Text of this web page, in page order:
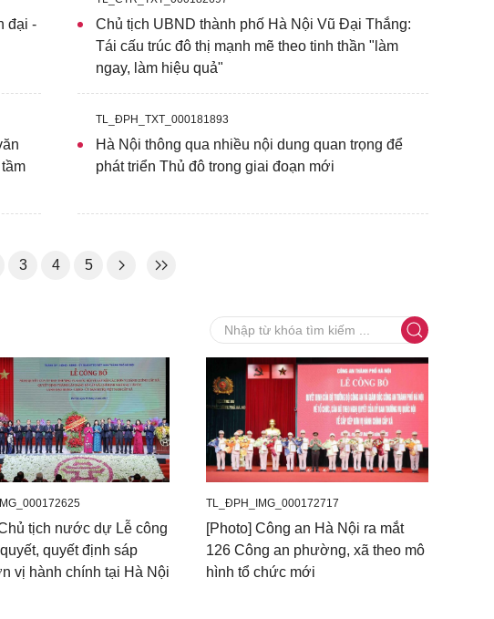
đại -
Chủ tịch UBND thành phố Hà Nội Vũ Đại Thắng:
Tái cấu trúc đô thị mạnh mẽ theo tinh thần "làm
ngay, làm hiệu quả"
TL_ĐPH_TXT_000181893
Hà Nội thông qua nhiều nội dung quan trọng để
phát triển Thủ đô trong giai đoạn mới
3 4 5
tịch nước dự Lễ công
quyết định sáp
vị hành chính tại Hà Nội
TL_ĐPH_IMG_000172717
[Photo] Công an Hà Nội ra mắt
126 Công an phường, xã theo mô
hình tổ chức mới